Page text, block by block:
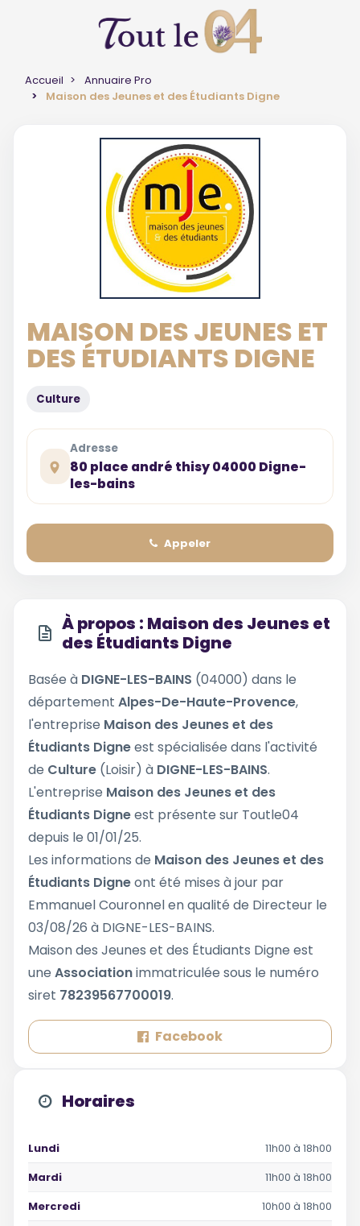
Accueil
Annuaire Pro
Maison des Jeunes et des Étudiants Digne
MAISON DES JEUNES ET
DES ÉTUDIANTS DIGNE
Culture
Adresse
80 place andré thisy 04000 Digne-
les-bains
Appeler
À propos : Maison des Jeunes et
des Étudiants Digne
Basée à DIGNE-LES-BAINS (04000) dans le
département Alpes-De-Haute-Provence,
l'entreprise Maison des Jeunes et des
Étudiants Digneest spécialisée dans l'activité
de Culture (Loisir) à DIGNE-LES-BAINS.
L'entreprise Maison des Jeunes et des
Étudiants Digneest présente sur Toutle04
depuis le 01/01/25.
Les informations de Maison des Jeunes et des
Étudiants Digneont été mises à jour par
Emmanuel Couronnel en qualité de Directeur le
03/08/26 à DIGNE-LES-BAINS.
Maison des Jeunes et des Étudiants Digne est
une Associationimmatriculée sous le numéro
siret 78239567700019.
Facebook
Horaires
Lundi
11h00 à 18h00
Mardi
11h00 à 18h00
Mercredi
10h00 à 18h00